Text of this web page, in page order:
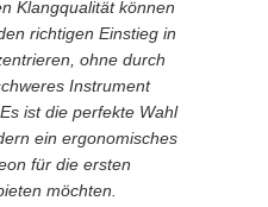
Klangqualität können
richtigen Einstieg in
ohne durch
Instrument
ist die perfekte Wahl
ein ergonomisches
für die ersten
möchten.